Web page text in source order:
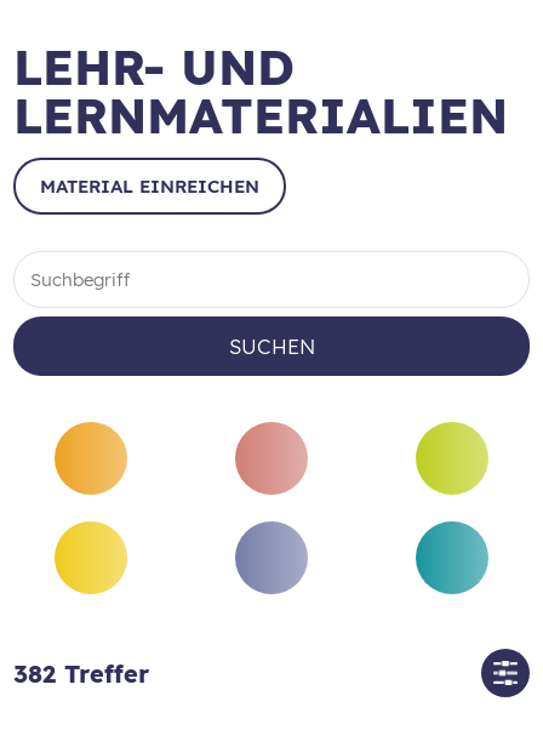
LEHR- UND
LERNMATERIALIEN
MATERIAL EINREICHEN
SUCHEN
382 Treffer